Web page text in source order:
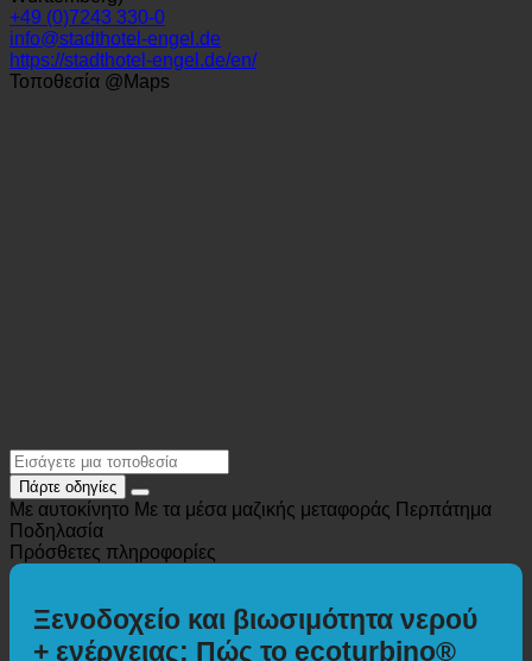
Στοιχεία επικοινωνίας
76275 Ettlingen, Kronenstr. 13 | Γερμανία (Baden-
Württemberg)
+49 (0)7243 330-0
info@stadthotel-engel.de
Πάρτε οδηγίες
Με αυτοκίνητο Με τα μέσα μαζικής μεταφοράς Περπάτημα
Πρόσθετες πληροφορίες